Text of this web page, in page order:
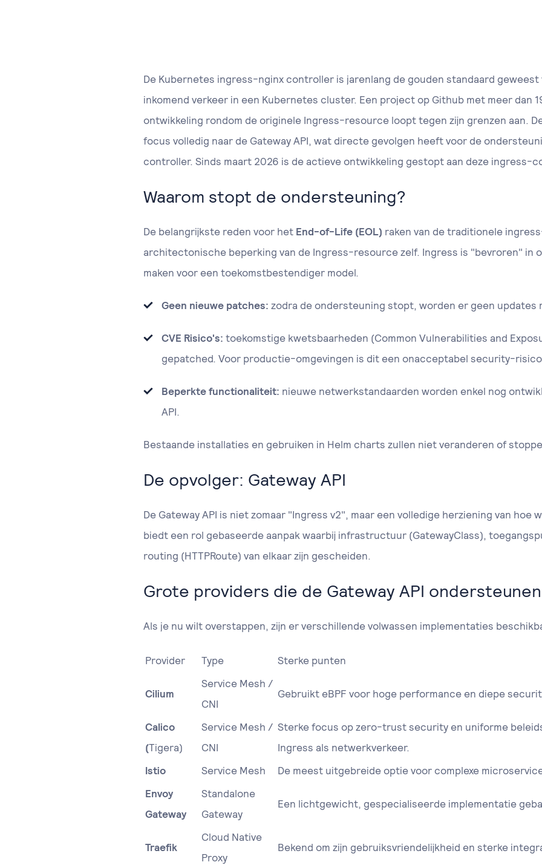
De Kubernetes ingress-nginx controller is jarenlang de gouden standaard geweest
inkomend verkeer in een Kubernetes cluster. Een project op Github met meer dan
ontwikkeling rondom de originele Ingress-resource loopt tegen zijn grenzen aan.
focus volledig naar de Gateway API, wat directe gevolgen heeft voor de
controller. Sinds maart 2026 is de actieve ontwikkeling gestopt aan deze ingress-
Waarom stopt de ondersteuning?
De belangrijkste reden voor het End-of-Life (EOL) raken van de traditionele
architectonische beperking van de Ingress-resource zelf. Ingress is "bevroren" in
maken voor een toekomstbestendiger model.
Geen nieuwe patches: zodra de ondersteuning stopt, worden er geen updates
CVE Risico's: toekomstige kwetsbaarheden (Common Vulnerabilities and
gepatched. Voor productie-omgevingen is dit een onacceptabel security-
Beperkte functionaliteit: nieuwe netwerkstandaarden worden enkel nog
API.
Bestaande installaties en gebruiken in Helm charts zullen niet veranderen of
De opvolger: Gateway API
De Gateway API is niet zomaar "Ingress v2", maar een volledige herziening van hoe
biedt een rol gebaseerde aanpak waarbij infrastructuur (GatewayClass),
routing (HTTPRoute) van elkaar zijn gescheiden.
Grote providers die de Gateway API ondersteunen
Als je nu wilt overstappen, zijn er verschillende volwassen implementaties
Provider Type Sterke punten
Cilium
Service Mesh /
CNI
Gebruikt eBPF voor hoge performance en diepe
Calico
(Tigera)
Service Mesh /
CNI
Sterke focus op zero-trust security en uniforme
Ingress als netwerkverkeer.
Istio
Service Mesh
De meest uitgebreide optie voor complexe
Envoy
Gateway
Standalone
Gateway
Een lichtgewicht, gespecialiseerde implementatie
Traefik
Cloud Native
Proxy
Bekend om zijn gebruiksvriendelijkheid en sterke